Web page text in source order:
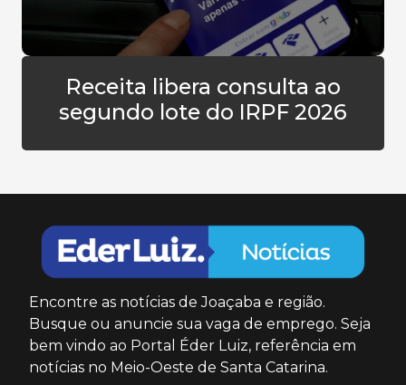
Receita libera consulta ao
segundo lote do IRPF 2026
Encontre as notícias de Joaçaba e região.
Busque ou anuncie sua vaga de emprego. Seja
bem vindo ao Portal Éder Luiz, referência em
notícias no Meio-Oeste de Santa Catarina.